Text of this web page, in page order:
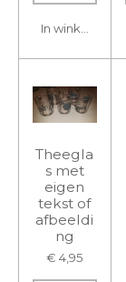
In winkelwagen
Theegla
s met
eigen
tekst of
afbeeldi
ng
€ 4,95